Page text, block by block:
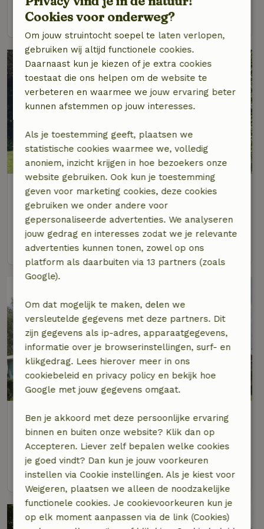
Natuurhuisje in Haskerhorne
Op 6 km afstand van Vegelinsoord
2 personen1 slaapkamer
Natuurhuisje in Akkrum
Op 6 km afstand van Vegelinsoord
3 personen1 slaapkamer
bekijk
Cookies voor onderweg?
Om jouw struintocht soepel te laten verlopen,
gebruiken wij altijd functionele cookies.
Daarnaast kun je kiezen of je extra cookies
toestaat die ons helpen om de website te
verbeteren en waarmee we jouw ervaring beter
kunnen afstemmen op jouw interesses.
Als je toestemming geeft, plaatsen we
statistische cookies waarmee we, volledig
anoniem, inzicht krijgen in hoe bezoekers onze
website gebruiken. Ook kun je toestemming
geven voor marketing cookies, deze cookies
gebruiken we onder andere voor
gepersonaliseerde advertenties. We analyseren
jouw gedrag en interesses zodat we je relevante
advertenties kunnen tonen, zowel op ons
platform als daarbuiten via 13 partners (zoals
Google).
Om dat mogelijk te maken, delen we
versleutelde gegevens met deze partners. Dit
zijn gegevens als ip-adres, apparaatgegevens,
informatie over je browserinstellingen, surf- en
klikgedrag. Lees hierover meer in ons
cookiebeleid en privacy policy en bekijk hoe
Google met jouw gegevens omgaat.
Ben je akkoord met deze persoonlijke ervaring
binnen en buiten onze website? Klik dan op
Accepteren. Liever zelf bepalen welke cookies
je goed vindt? Dan kun je jouw voorkeuren
instellen via Cookie instellingen. Als je kiest voor
Weigeren, plaatsen we alleen de noodzakelijke
functionele cookies. Je cookievoorkeuren kun je
op elk moment aanpassen via de link (Cookies)